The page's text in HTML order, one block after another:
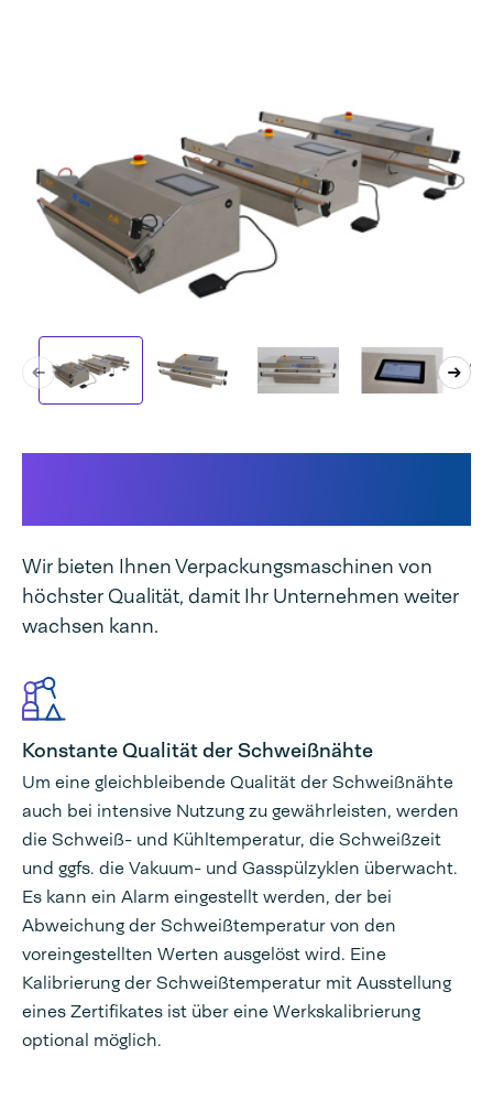
Wir bieten Ihnen Verpackungsmaschinen von
höchster Qualität, damit Ihr Unternehmen weiter
wachsen kann.
Konstante Qualität der Schweißnähte
Um eine gleichbleibende Qualität der Schweißnähte
auch bei intensive Nutzung zu gewährleisten, werden
die Schweiß- und Kühltemperatur, die Schweißzeit
und ggfs. die Vakuum- und Gasspülzyklen überwacht.
Es kann ein Alarm eingestellt werden, der bei
Abweichung der Schweißtemperatur von den
voreingestellten Werten ausgelöst wird. Eine
Kalibrierung der Schweißtemperatur mit Ausstellung
eines Zertifikates ist über eine Werkskalibrierung
optional möglich.